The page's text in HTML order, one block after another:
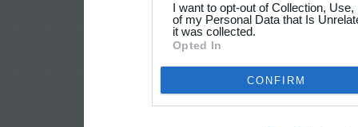
I want to opt-out of Collection,
of my Personal Data that Is
it was collected.
Opted In
CONFIRM